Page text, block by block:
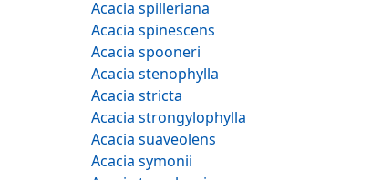
Acacia spilleriana
Acacia spinescens
Acacia spooneri
Acacia stenophylla
Acacia stricta
Acacia strongylophylla
Acacia suaveolens
Acacia symonii